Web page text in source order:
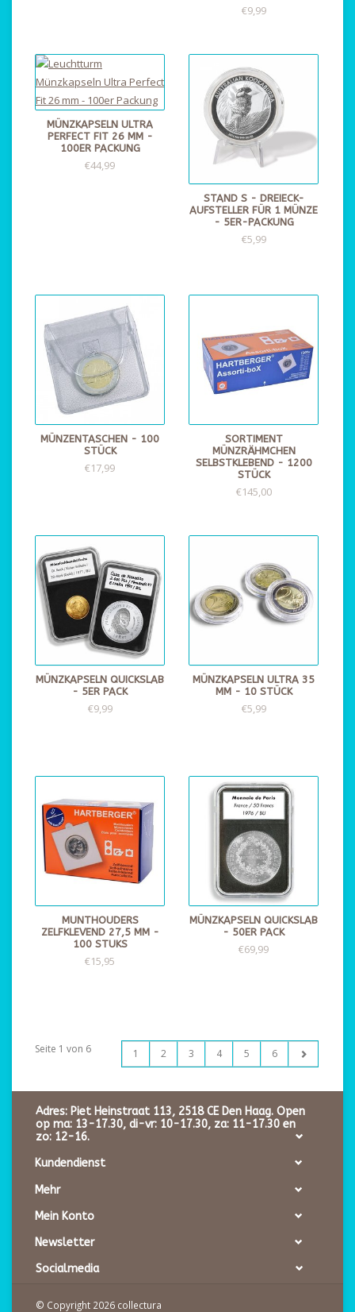
€9,99
MÜNZKAPSELN ULTRA
PERFECT FIT 26 MM -
100ER PACKUNG
€44,99
STAND S - DREIECK-
AUFSTELLER FÜR 1 MÜNZE
- 5ER-PACKUNG
€5,99
MÜNZENTASCHEN - 100
STÜCK
€17,99
SORTIMENT
MÜNZRÄHMCHEN
SELBSTKLEBEND - 1200
STÜCK
€145,00
MÜNZKAPSELN QUICKSLAB
- 5ER PACK
€9,99
MÜNZKAPSELN ULTRA 35
MM - 10 STÜCK
€5,99
MUNTHOUDERS
ZELFKLEVEND 27,5 MM -
100 STUKS
€15,95
MÜNZKAPSELN QUICKSLAB
- 50ER PACK
€69,99
Seite 1 von 6 1 2 3 4 5 6
Adres: Piet Heinstraat 113, 2518 CE Den Haag. Open
op ma: 13-17.30, di-vr: 10-17.30, za: 11-17.30 en
zo: 12-16.
Kundendienst
Mehr
Mein Konto
Newsletter
Socialmedia
© Copyright 2026 collectura